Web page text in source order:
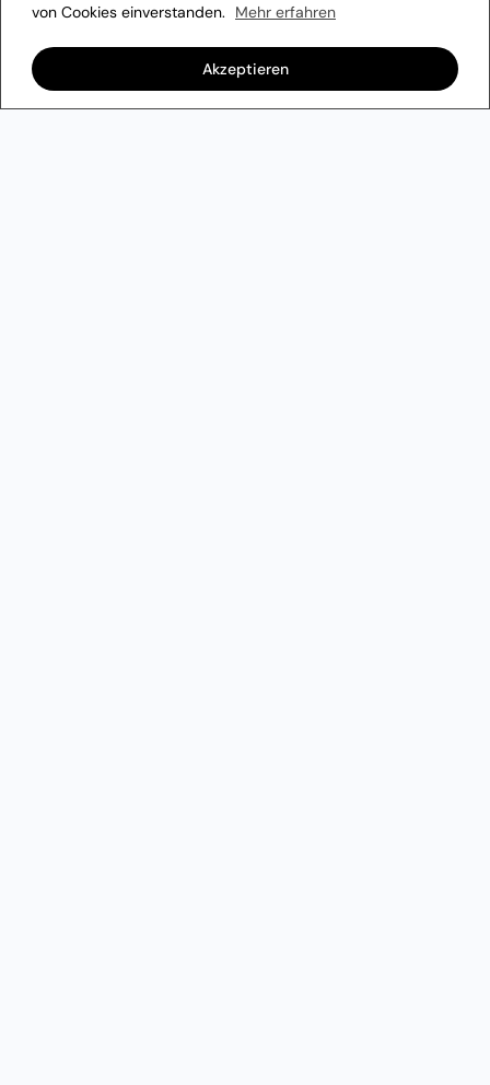
von Cookies einverstanden.
Mehr erfahren
Akzeptieren